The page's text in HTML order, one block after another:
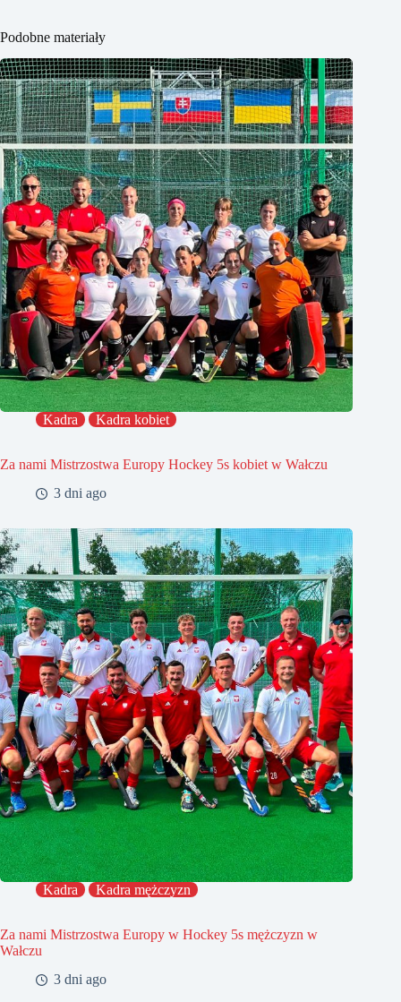
Podobne materiały
Kadra Kadra kobiet
Za nami Mistrzostwa Europy Hockey 5s kobiet w Wałczu
3 dni ago
Kadra Kadra mężczyzn
Za nami Mistrzostwa Europy w Hockey 5s mężczyzn w
Wałczu
3 dni ago